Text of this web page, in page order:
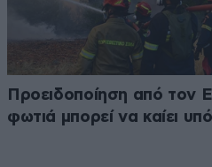
Προειδοποίηση από τον
φωτιά μπορεί να καίει